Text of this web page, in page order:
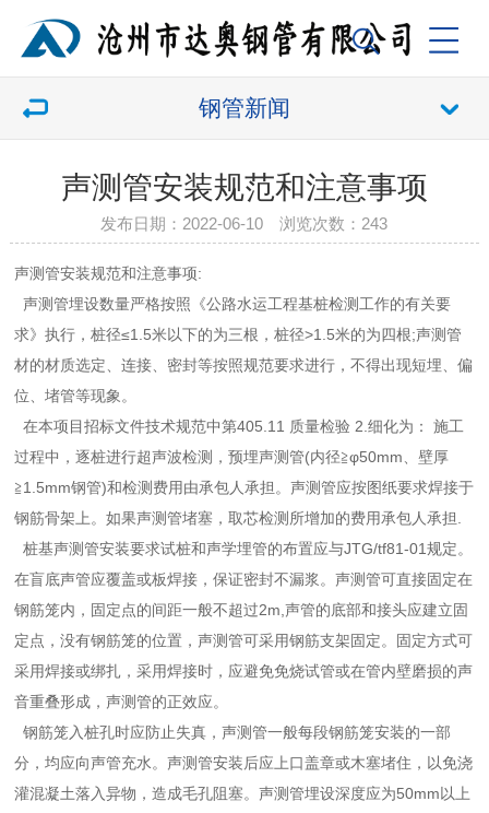
钢管新闻
声测管安装规范和注意事项
发布日期：2022-06-10 浏览次数： 243
声测管安装规范和注意事项:
声测管埋设数量严格按照《公路水运工程基桩检测工作的有关要
求》执行，桩径≤1.5米以下的为三根，桩径>1.5米的为四根;声测管
材的材质选定、连接、密封等按照规范要求进行，不得出现短埋、偏
位、堵管等现象。
在本项目招标文件技术规范中第405.11 质量检验 2.细化为： 施工
过程中，逐桩进行超声波检测，预埋声测管(内径≧φ50mm、壁厚
≧1.5mm钢管)和检测费用由承包人承担。声测管应按图纸要求焊接于
钢筋骨架上。如果声测管堵塞，取芯检测所增加的费用承包人承担.
桩基声测管安装要求试桩和声学埋管的布置应与JTG/tf81-01规定。
在盲底声管应覆盖或板焊接，保证密封不漏浆。声测管可直接固定在
钢筋笼内，固定点的间距一般不超过2m,声管的底部和接头应建立固
定点，没有钢筋笼的位置，声测管可采用钢筋支架固定。固定方式可
采用焊接或绑扎，采用焊接时，应避免免烧试管或在管内壁磨损的声
音重叠形成，声测管的正效应。
钢筋笼入桩孔时应防止失真，声测管一般每段钢筋笼安装的一部
分，均应向声管充水。声测管安装后应上口盖章或木塞堵住，以免浇
灌混凝土落入异物，造成毛孔阻塞。声测管埋设深度应为50mm以上